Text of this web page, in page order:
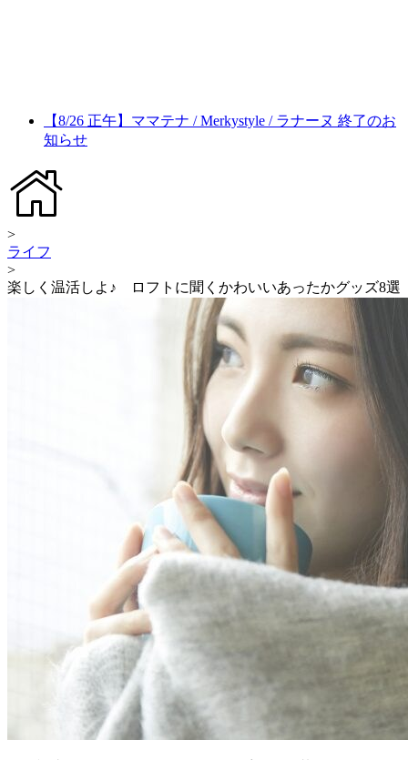
【8/26 正午】ママテナ / Merkystyle / ラナーヌ 終了のお
知らせ
>
ライフ
>
楽しく温活しよ♪ ロフトに聞くかわいいあったかグッズ8選